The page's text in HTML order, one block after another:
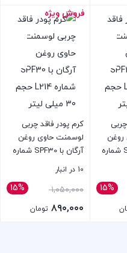
۱,۰۵۰,۰۰۰ تومان
بود.
قیمت
۸۹۰,۰۰۰ تومان.
بستن
روغن
آرگان با SPF30 شماره
15%
فروش ویژه
کرم پودر فاقد چربی
لوسمنت حاوی روغن
آرگان با SPF30 شماره
10 در انبار
15% ۱,۰۵۰,۰۰۰قیمت
اصلی: ۸۹۰,۰۰۰ تومان